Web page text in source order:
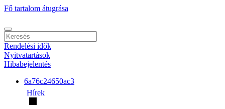
Fő tartalom átugrása
Rendelési idők
Nyitvatartások
Hibabejelentés
6a76c24650ac3
Hírek